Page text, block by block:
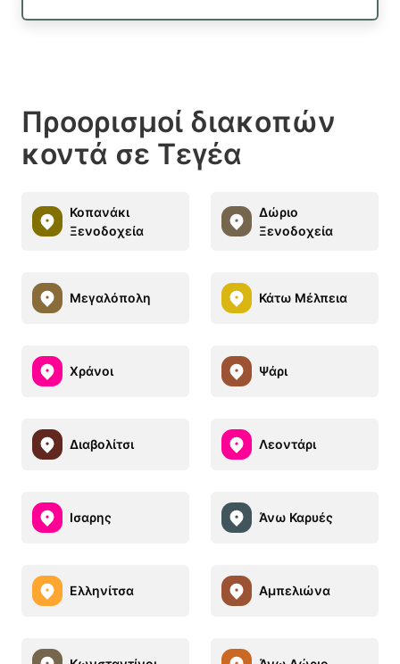
Προορισμοί διακοπών
κοντά σε Τεγέα
Κοπανάκι
Ξενοδοχεία
Δώριο
Ξενοδοχεία
Μεγαλόπολη Κάτω Μέλπεια
Χράνοι Ψάρι
Διαβολίτσι Λεοντάρι
Ισαρης Άνω Καρυές
Ελληνίτσα Αμπελιώνα